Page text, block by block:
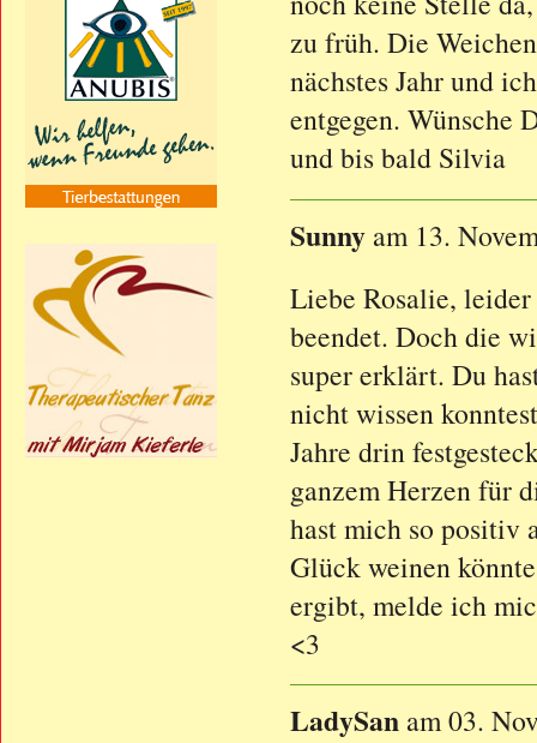
zu früh. Die
nächstes Jahr und
entgegen. Wünsche
und bis bald Silvia
Sunny am 13.
Liebe Rosalie,
beendet. Doch die
super erklärt. Du
nicht wissen
Jahre drin
ganzem Herzen für
hast mich so positiv
Glück weinen
ergibt, melde ich
<3
LadySan am 03.